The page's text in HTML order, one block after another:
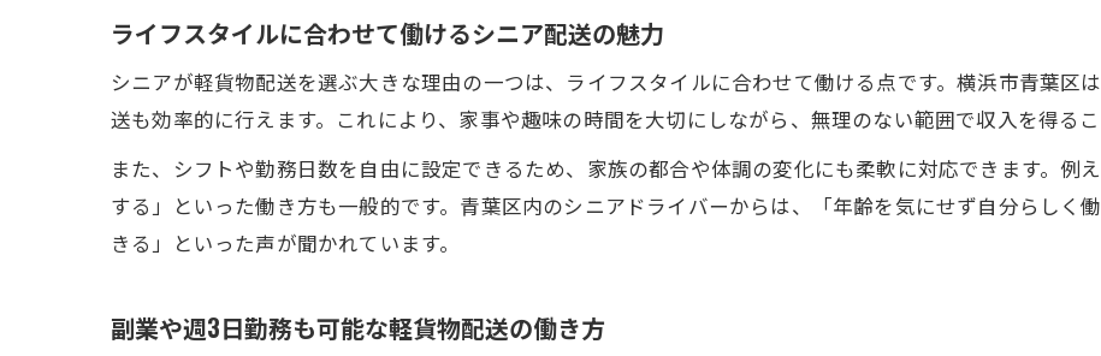
ライフスタイルに合わせて働けるシニア配送の魅力
シニアが軽貨物配送を選ぶ大きな理由の一つは、ライフスタイルに合わせて働ける点です。横浜市青葉区
送も効率的に行えます。これにより、家事や趣味の時間を大切にしながら、無理のない範囲で収入を得るこ
また、シフトや勤務日数を自由に設定できるため、家族の都合や体調の変化にも柔軟に対応できます。例
する」といった働き方も一般的です。青葉区内のシニアドライバーからは、「年齢を気にせず自分らしく
きる」といった声が聞かれています。
副業や週3日勤務も可能な軽貨物配送の働き方